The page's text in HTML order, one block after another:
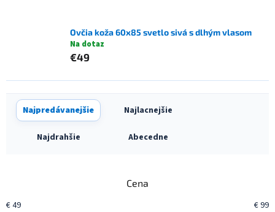
Ovčia koža 60x85 svetlo sivá s dlhým vlasom
Na dotaz
€49
R
a
p
Najpredávanejšie Najlacnejšie
Najdrahšie Abecedne
Cena
€49 €99